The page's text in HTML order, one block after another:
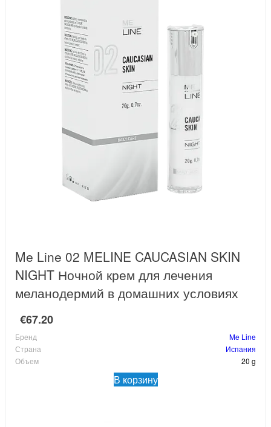
Me Line 02 MELINE CAUCASIAN SKIN
NIGHT Ночной крем для лечения
меланодермий в домашних условиях
€67.20
Бренд
Me Line
Страна
Испания
Объем
20 g
В корзину